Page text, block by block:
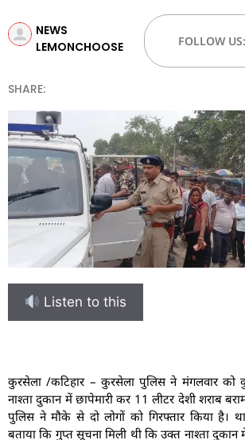
NEWS
LEMONCHOOSE
FOLLOW US:
SHARE:
Listen to this
कुरसेला /कटिहार – कुरसेला पुलिस ने मंगलवार को
नाश्ता दुकान में छापेमारी कर 11 लीटर देशी शराब
पुलिस ने मौके से दो लोगों को गिरफ्तार किया है।
बताया कि गुप्त सूचना मिली थी कि उक्त नाश्ता